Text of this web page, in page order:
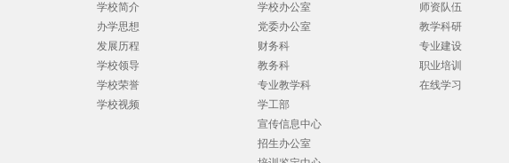
学校简介
办学思想
发展历程
学校领导
学校荣誉
学校视频
学校办公室
党委办公室
财务科
教务科
专业教学科
学工部
宣传信息中心
招生办公室
师资队伍
教学科研
专业建设
职业培训
在线学习